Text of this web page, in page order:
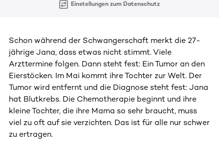
Einstellungen zum Datenschutz
Schon während der Schwangerschaft merkt die 27-
jährige Jana, dass etwas nicht stimmt. Viele
Arzttermine folgen. Dann steht fest: Ein Tumor an den
Eierstöcken. Im Mai kommt ihre Tochter zur Welt. Der
Tumor wird entfernt und die Diagnose steht fest: Jana
hat Blutkrebs. Die Chemotherapie beginnt und ihre
kleine Tochter, die ihre Mama so sehr braucht, muss
viel zu oft auf sie verzichten. Das ist für alle nur schwer
zu ertragen.